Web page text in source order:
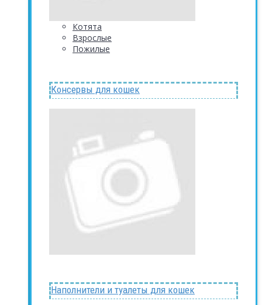
Котята
Взрослые
Пожилые
Консервы для кошек
Наполнители и туалеты для кошек